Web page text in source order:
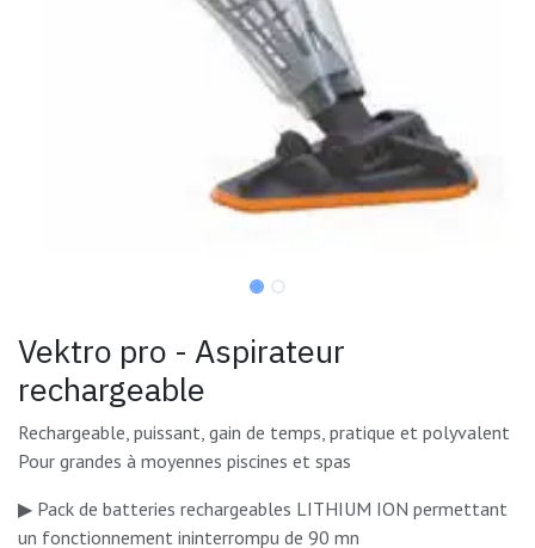
Vektro pro - Aspirateur
rechargeable
Rechargeable, puissant, gain de temps, pratique et polyvalent
Pour grandes à moyennes piscines et spas
▶ Pack de batteries rechargeables LITHIUM ION permettant
un fonctionnement ininterrompu de 90 mn